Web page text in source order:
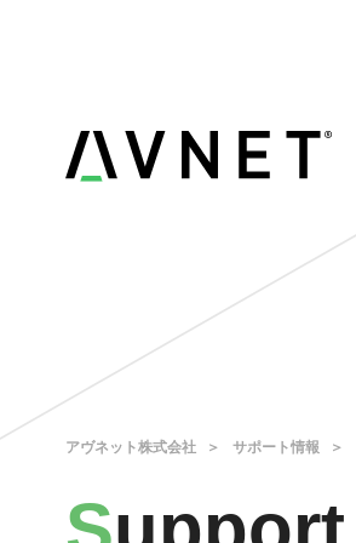
アヴネット株式会社 サポート情報